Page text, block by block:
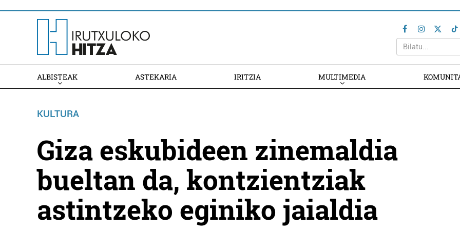
ALBISTEAK ASTEKARIA IRITZIA MULTIMEDIA
KULTURA
Giza eskubideen zinemaldia
bueltan da, kontzientziak
astintzeko eginiko jaialdia